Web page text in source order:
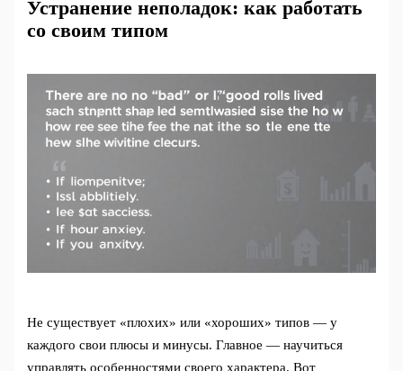
Устранение неполадок: как работать
со своим типом
Не существует «плохих» или «хороших» типов — у
каждого свои плюсы и минусы. Главное — научиться
управлять особенностями своего характера. Вот